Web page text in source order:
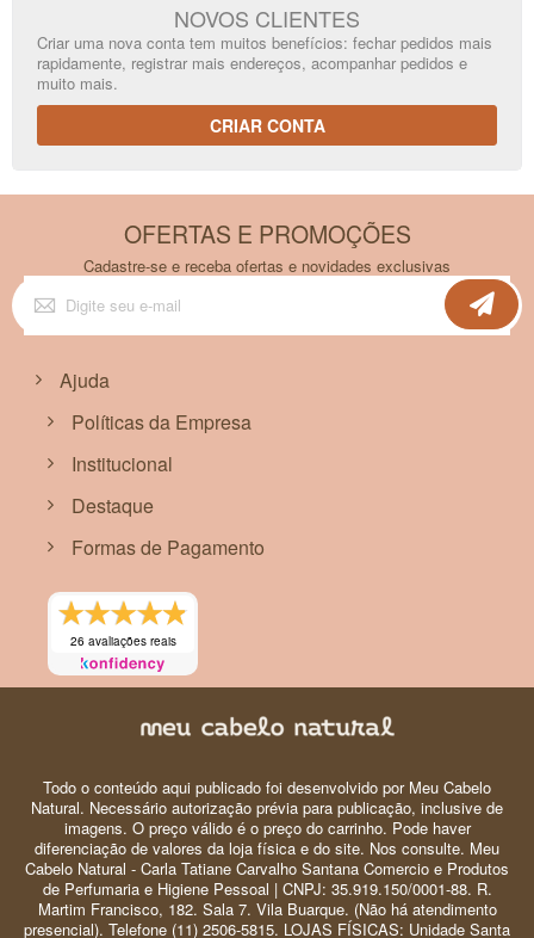
NOVOS CLIENTES
Criar uma nova conta tem muitos benefícios: fechar pedidos mais
rapidamente, registrar mais endereços, acompanhar pedidos e
muito mais.
CRIAR CONTA
OFERTAS E PROMOÇÕES
Cadastre-se e receba ofertas e novidades exclusivas
Inscreva-
se
na
Ajuda
Políticas da Empresa
Institucional
Destaque
Formas de Pagamento
26 avaliações reais
Todo o conteúdo aqui publicado foi desenvolvido por Meu Cabelo
Natural. Necessário autorização prévia para publicação, inclusive de
imagens. O preço válido é o preço do carrinho. Pode haver
diferenciação de valores da loja física e do site. Nos consulte. Meu
Cabelo Natural - Carla Tatiane Carvalho Santana Comercio e Produtos
de Perfumaria e Higiene Pessoal | CNPJ: 35.919.150/0001-88. R.
Martim Francisco, 182. Sala 7. Vila Buarque. (Não há atendimento
presencial). Telefone (11) 2506-5815. LOJAS FÍSICAS: Unidade Santa